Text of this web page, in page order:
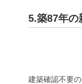
5.築87年の
建築確認不要